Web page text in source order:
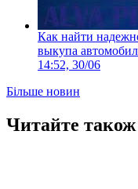
Как найти
выкупа
14:52, 30/06
Більше новин
Читайте також